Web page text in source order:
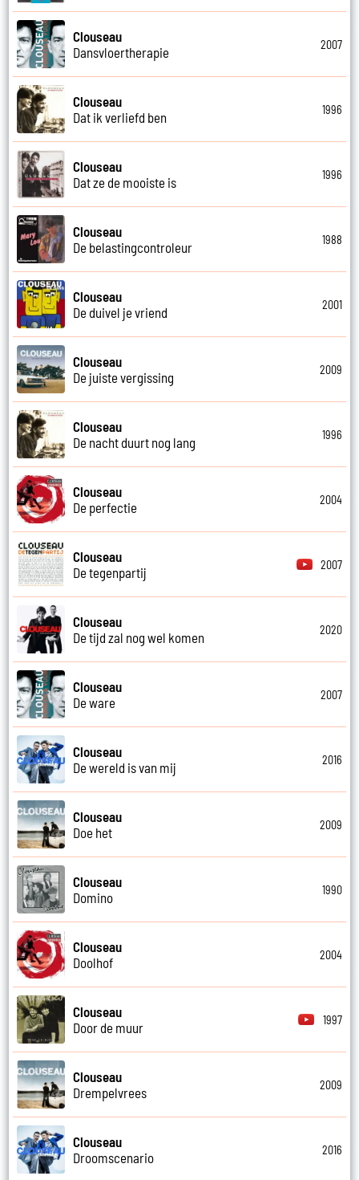
Clouseau
Dansvloertherapie
2007
Clouseau
Dat ik verliefd ben
1996
Clouseau
Dat ze de mooiste is
1996
Clouseau
De belastingcontroleur
1988
Clouseau
De duivel je vriend
2001
Clouseau
De juiste vergissing
2009
Clouseau
De nacht duurt nog lang
1996
Clouseau
De perfectie
2004
Clouseau
De tegenpartij
2007
Clouseau
De tijd zal nog wel komen
2020
Clouseau
De ware
2007
Clouseau
De wereld is van mij
2016
Clouseau
Doe het
2009
Clouseau
Domino
1990
Clouseau
Doolhof
2004
Clouseau
Door de muur
1997
Clouseau
Drempelvrees
2009
Clouseau
Droomscenario
2016